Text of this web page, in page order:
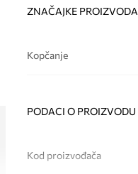
ZNAČAJKE PROIZVODA
Kopčanje
PODACI O PROIZVODU
Kod proizvođača